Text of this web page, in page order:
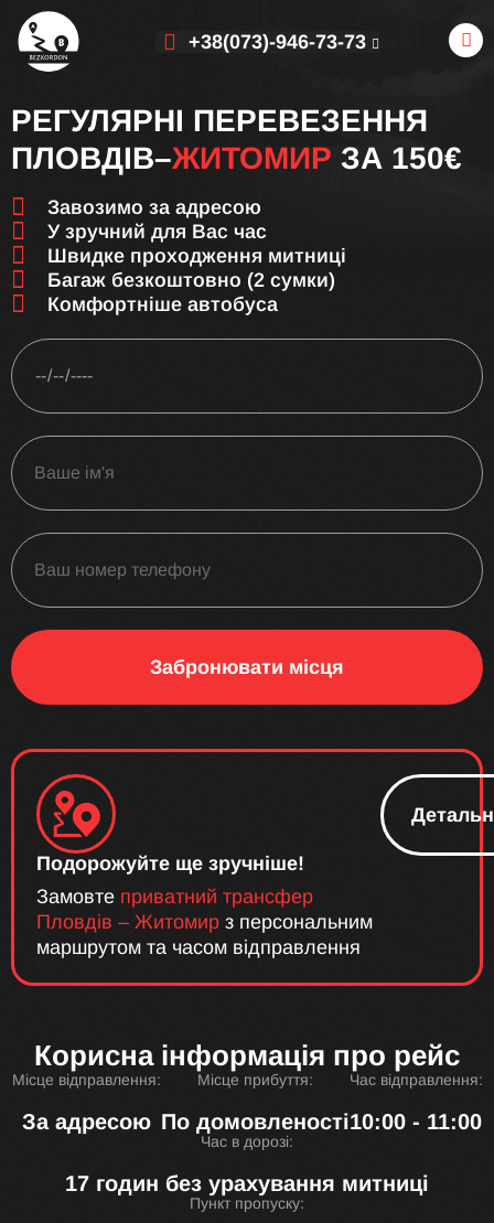
+38(073)-946-73-73
РЕГУЛЯРНІ ПЕРЕВЕЗЕННЯ
ПЛОВДІВ–ЖИТОМИР ЗА 150€
Завозимо за адресою
У зручний для Вас час
Швидке проходження митниці
Багаж безкоштовно (2 сумки)
Комфортніше автобуса
Забронювати місця
Подорожуйте ще зручніше!
Замовте приватний трансфер
Пловдів – Житомир з персональним
маршрутом та часом відправлення
Корисна інформація про рейс
Місце відправлення:
За адресою
Місце прибуття:
По домовленості
Час відправлення:
10:00 - 11:00
Час в дорозі:
17 годин без урахування митниці
Пункт пропуску: